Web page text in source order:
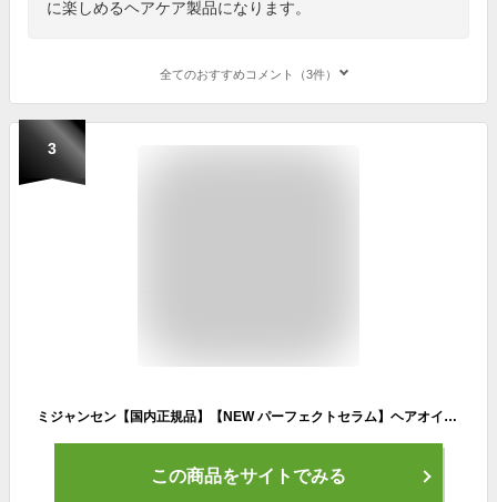
に楽しめるヘアケア製品になります。
全てのおすすめコメント（3件）
3
ミジャンセン【国内正規品】【NEW パーフェクトセラム】ヘアオイル エッセンス 韓国コスメ ヘアケア
この商品をサイトでみる